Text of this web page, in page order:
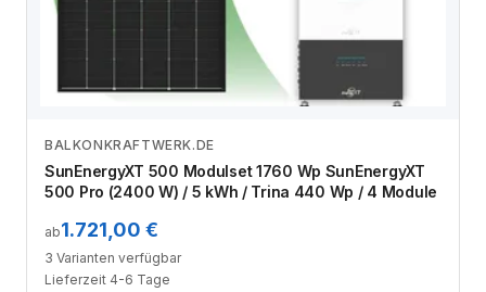
Zum Angebot
BALKONKRAFTWERK.DE
SunEnergyXT 500 Modulset 1760 Wp SunEnergyXT
500 Pro (2400 W) / 5 kWh / Trina 440 Wp / 4 Module
ab1.721,00 €
3 Varianten verfügbar
Lieferzeit 4-6 Tage